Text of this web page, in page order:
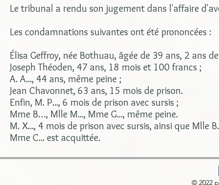
Le tribunal a rendu son jugement dans l'affaire
Les condamnations suivantes ont été prononcées :
Élisa Geffroy, née Bothuau, âgée de 39 ans, 2 ans
Joseph Théoden, 47 ans, 18 mois et 100 francs ;
A. A..., 44 ans, même peine ;
Jean Chavonnet, 63 ans, 15 mois de prison.
Enfin, M. P..., 6 mois de prison avec sursis ;
Mme B…, Mlle M..., Mme G..., même peine.
M. X..., 4 mois de prison avec sursis, ainsi que Mlle
Mme C... est acquittée.
© 2022